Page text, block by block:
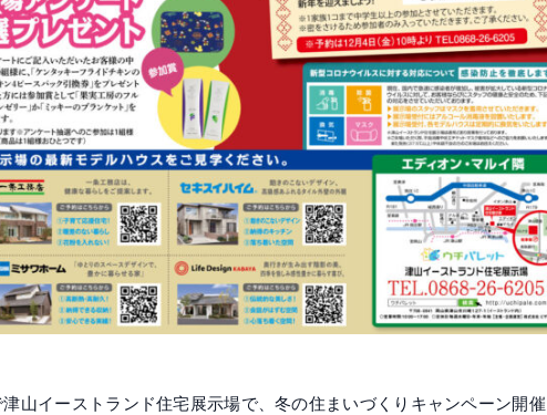
山イーストランド住宅展示場で、冬の住まいづくりキャンペーン開催